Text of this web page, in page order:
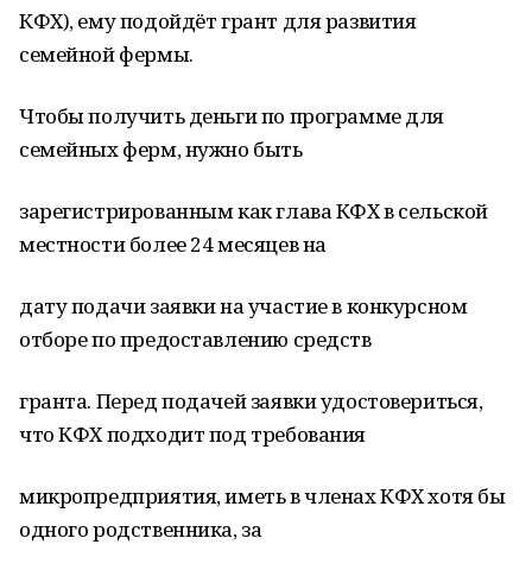
КФХ), ему подойдёт грант для развития
семейной фермы.
Чтобы получить деньги по программе для
семейных ферм, нужно быть
зарегистрированным как глава КФХ в сельской
местности более 24 месяцев на
дату подачи заявки на участие в конкурсном
отборе по предоставлению средств
гранта. Перед подачей заявки удостовериться,
что КФХ подходит под требования
микропредприятия, иметь в членах КФХ хотя бы
одного родственника, за